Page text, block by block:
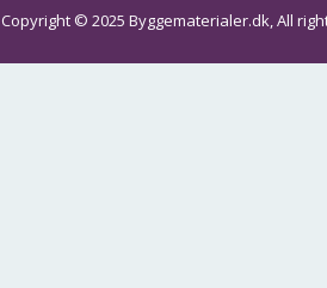
Copyright © 2025 Byggematerialer.dk, All